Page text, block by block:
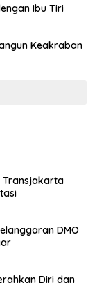
Ibu Tiri
Keakraban
Transjakarta
DMO
Diri dan